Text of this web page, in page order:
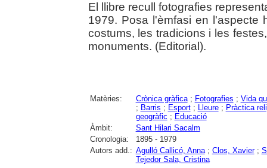
El llibre recull fotografies
1979. Posa l'èmfasi en l'aspecte
costums, les tradicions i les
monuments. (Editorial).
Matèries: Crònica gràfica; Fotografies ; Vida
; Barris ; Esport; Lleure; Pràctica
geogràfic ; Educació
Àmbit:
Sant Hilari Sacalm
Cronologia:
1895 - 1979
Autors add.: Agulló Callicó, Anna; Clos, Xavier;
Tejedor Sala, Cristina